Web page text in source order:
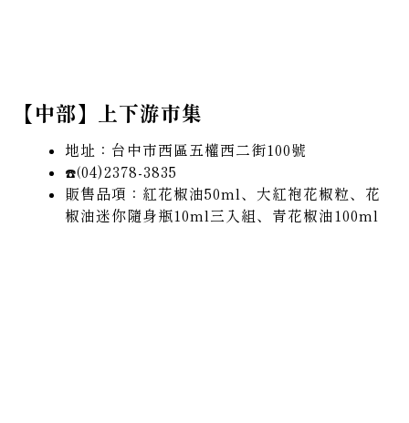
【中部】上下游市集
地址：台中市西區五權西二街100號
☎️(04)2378-3835
販售品項：紅花椒油50ml、大紅袍花椒粒、花
椒油迷你隨身瓶10ml三入組、青花椒油100ml